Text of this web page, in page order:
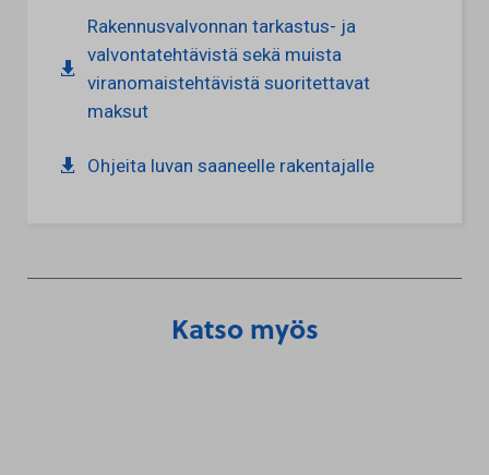
Rakennusvalvonnan tarkastus- ja
valvontatehtävistä sekä muista
viranomaistehtävistä suoritettavat
maksut
Ohjeita luvan saaneelle rakentajalle
Katso myös